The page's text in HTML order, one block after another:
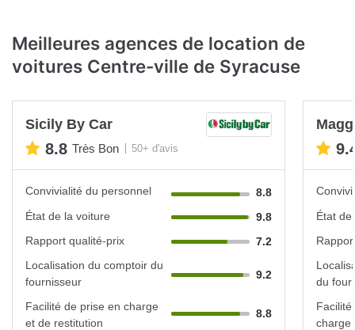
Meilleures agences de location de
voitures Centre-ville de Syracuse
Sicily By Car
8.8 Très Bon 50+ d'avis
Convivialité du personnel
8.8
État de la voiture
9.8
Rapport qualité-prix
7.2
Localisation du comptoir du
fournisseur
9.2
Facilité de prise en charge
et de restitution
8.8
État
du
charge